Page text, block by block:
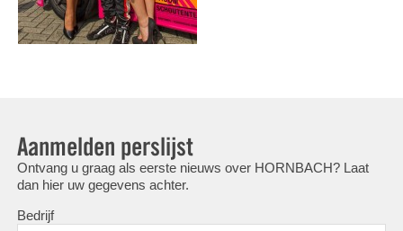
Aanmelden perslijst
Ontvang u graag als eerste nieuws over HORNBACH? Laat
dan hier uw gegevens achter.
Bedrijf